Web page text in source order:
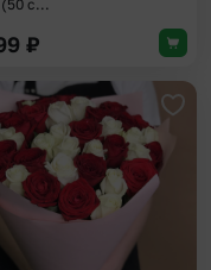
с...
₽
избранное